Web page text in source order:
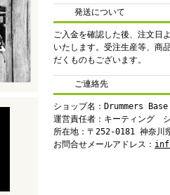
発送について
ご入金を確認した後、注文日
いたします。受注生産等、商
だくものもございます。
ご連絡先
ショップ名：Drummers Base
運営責任者：キーティング
所在地：〒252-0181 神奈川
お問合せメールアドレス：